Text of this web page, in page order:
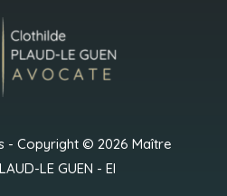
- Copyright © 2026 Maître
LE GUEN - EI